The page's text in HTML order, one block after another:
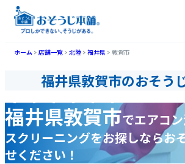
ホーム 店舗一覧 北陸 福井県 敦賀市
福井県敦賀市のおそう
福井県敦賀市でエアコ
スクリーニングをお探しならお
せください！